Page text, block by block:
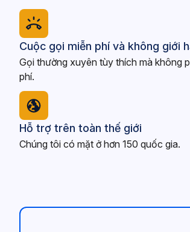
Cuộc gọi miễn phí và không giới
Gọi thường xuyên tùy thích mà không
phí.
Hỗ trợ trên toàn thế giới
Chúng tôi có mặt ở hơn 150 quốc gia.